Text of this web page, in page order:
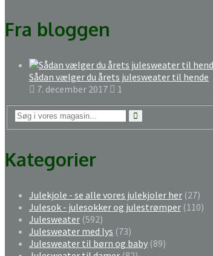
Fra bloggen
Sådan vælger du årets julesweater til hende
7. december 2017
1
Kategorier
Julekjole - se alle vores julekjoler her (27)
Julesok - julesokker og julestrømper (110)
Julesweater (592)
Julesweater med lys (73)
Julesweater til børn og baby (89)